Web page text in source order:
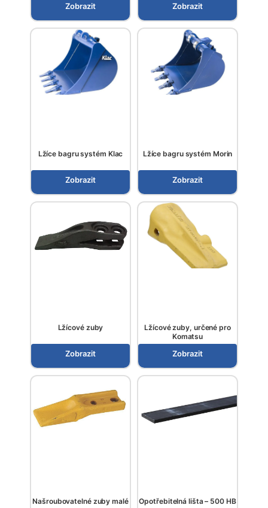
Zobrazit Zobrazit
Lžíce bagru systém Klac
Zobrazit
Lžíce bagru systém Morin
Zobrazit
Lžícové zuby
Zobrazit
Lžícové zuby, určené pro
Komatsu
Zobrazit
Našroubovatelné zuby malé Opotřebitelná lišta – 500 HB